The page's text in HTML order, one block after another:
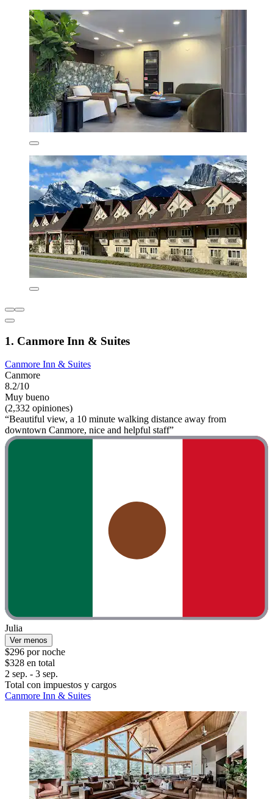
1. Canmore Inn & Suites
Canmore Inn & Suites
Canmore
8.2/10
Muy bueno
(2,332 opiniones)
“Beautiful view, a 10 minute walking distance away from
downtown Canmore, nice and helpful staff”
Julia
Ver menos
$296 por noche
$328 en total
2 sep. - 3 sep.
Total con impuestos y cargos
Canmore Inn & Suites